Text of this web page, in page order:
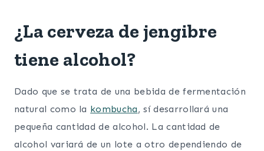
¿La cerveza de jengibre
tiene alcohol?
Dado que se trata de una bebida de fermentación
natural como la kombucha, sí desarrollará una
pequeña cantidad de alcohol. La cantidad de
alcohol variará de un lote a otro dependiendo de